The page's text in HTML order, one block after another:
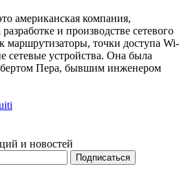
американская компания,
и производстве сетевого
маршрутизаторы, точки доступа Wi-
сетевые устройства. Она была
Пера, бывшим инженером
и новостей
Подписаться